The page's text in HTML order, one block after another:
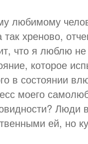
любимому
так хреново,
что я люблю
которое
в состоянии
моего
Люди
ей, но